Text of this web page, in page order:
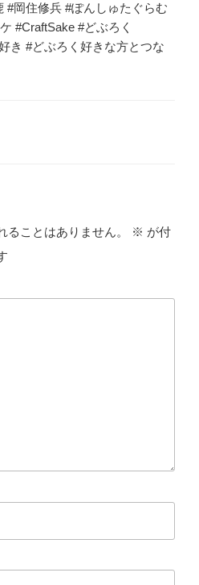
#岡住修兵 #ぽんしゅたぐらむ
#CraftSake #どぶろく
き #どぶろく好きな方とつな
ることはありません。 ※ が付